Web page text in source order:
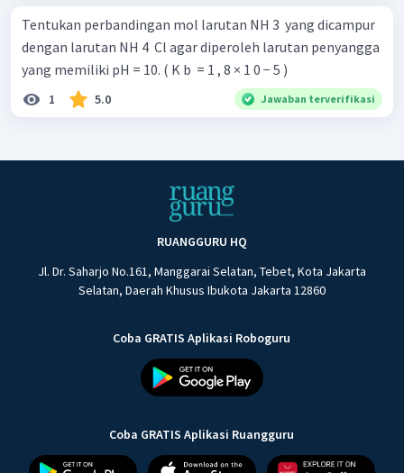
Tentukan perbandingan mol larutan NH 3 ​ yang dicampur
dengan larutan NH 4 ​ Cl agar diperoleh larutan penyangga
yang memiliki pH = 10. ( K b ​ = 1 , 8 × 1 0 − 5 )
1 5.0 Jawaban terverifikasi
RUANGGURU HQ
Jl. Dr. Saharjo No.161, Manggarai Selatan, Tebet, Kota Jakarta
Selatan, Daerah Khusus Ibukota Jakarta 12860
Coba GRATIS Aplikasi Roboguru
Coba GRATIS Aplikasi Ruangguru